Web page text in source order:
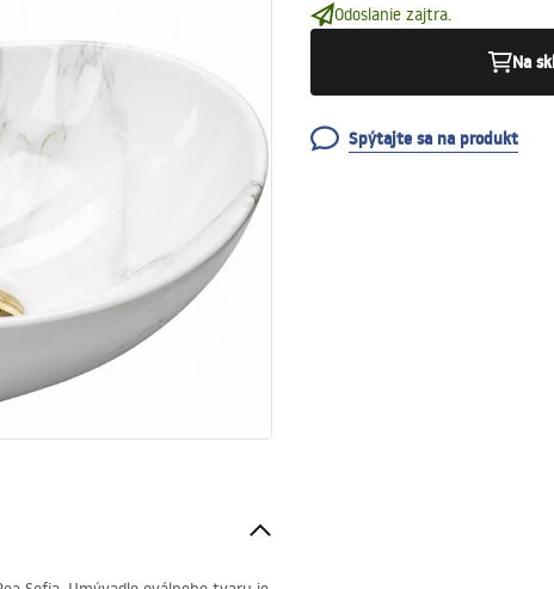
Odoslanie zajtra.
Na
Spýtajte sa na produkt